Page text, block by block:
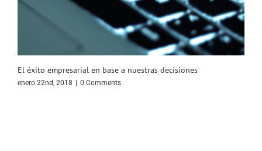
El éxito empresarial en base a nuestras decisiones
enero 22nd, 2018 | 0 Comments